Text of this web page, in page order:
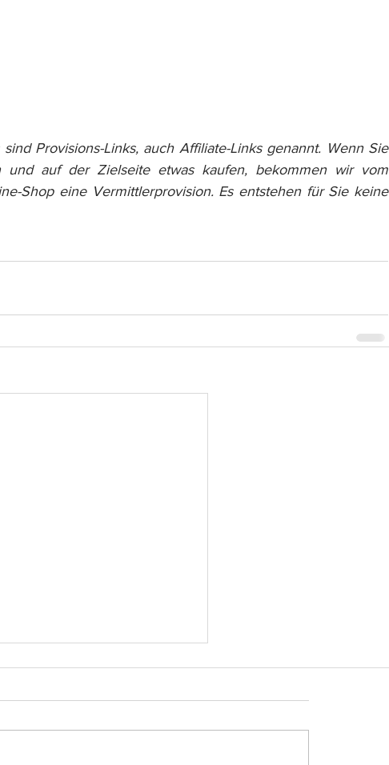
Provisions-Links, auch Affiliate-Links genannt. Wenn Sie
und auf der Zielseite etwas kaufen, bekommen wir vom
Shop eine Vermittlerprovision. Es entstehen für Sie keine